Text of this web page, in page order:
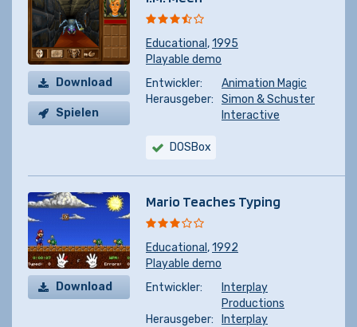
Download
Spielen
Educational ,1995
Playable demo
Entwickler:
Animation Magic
Herausgeber:
Simon & Schuster
Interactive
DOSBox
Download
Mario Teaches Typing
Educational ,1992
Playable demo
Entwickler:
Interplay
Productions
Herausgeber:
Interplay